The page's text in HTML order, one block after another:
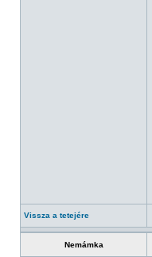
Vissza a tetejére
Nemámka